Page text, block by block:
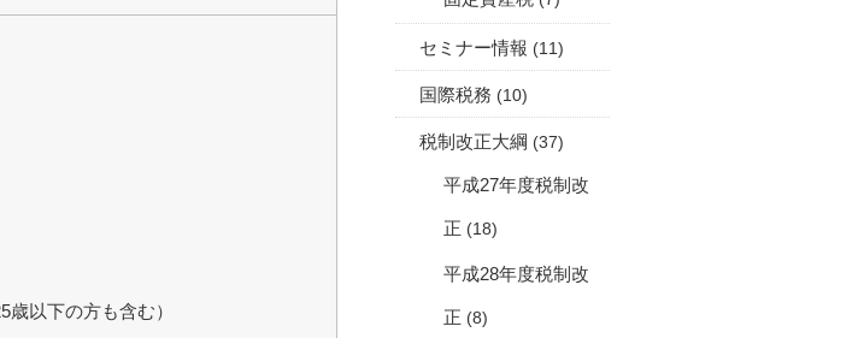
以下の方も含む）
セミナー情報 (11)
国際税務 (10)
税制改正大綱 (37)
平成27年度税制改
正 (18)
平成28年度税制改
正 (8)